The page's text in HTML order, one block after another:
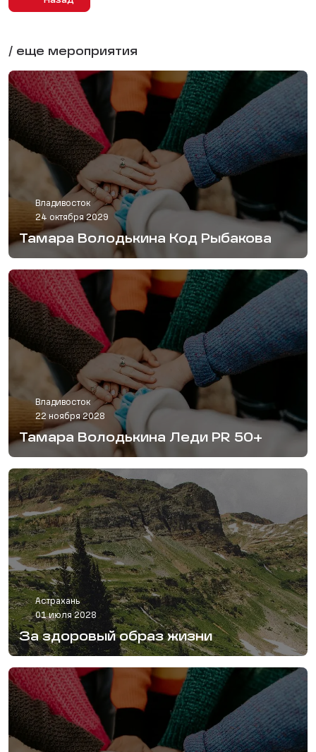
/ еще мероприятия
Владивосток
24 октября 2029
Тамара Володькина Код Рыбакова
Владивосток
22 ноября 2028
Тамара Володькина Леди PR 50+
Астрахань
01 июля 2028
За здоровый образ жизни